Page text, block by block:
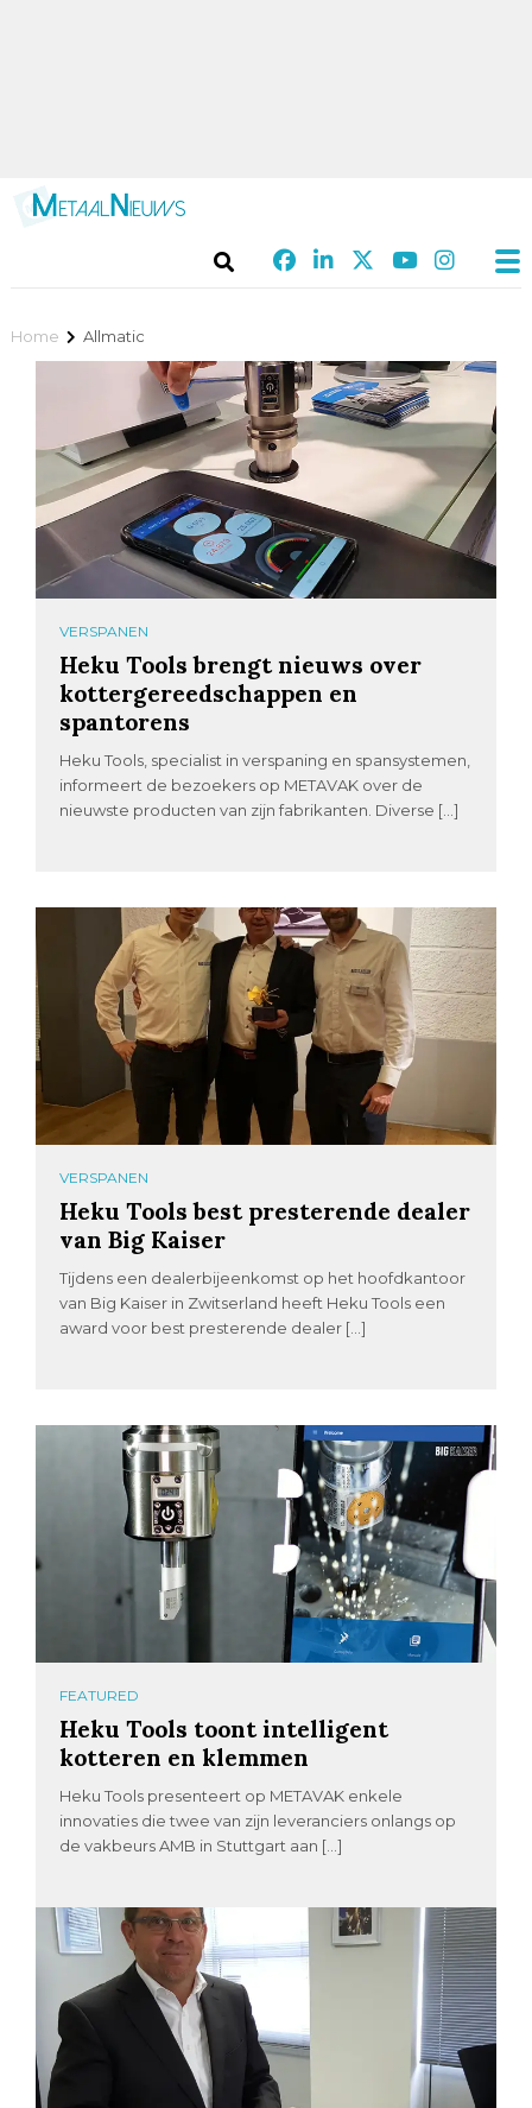
Home Allmatic
VERSPANEN
Heku Tools brengt nieuws over
kottergereedschappen en
spantorens
Heku Tools, specialist in verspaning en spansystemen,
informeert de bezoekers op METAVAK over de
nieuwste producten van zijn fabrikanten. Diverse […]
VERSPANEN
Heku Tools best presterende dealer
van Big Kaiser
Tijdens een dealerbijeenkomst op het hoofdkantoor
van Big Kaiser in Zwitserland heeft Heku Tools een
award voor best presterende dealer […]
FEATURED
Heku Tools toont intelligent
kotteren en klemmen
Heku Tools presenteert op METAVAK enkele
innovaties die twee van zijn leveranciers onlangs op
de vakbeurs AMB in Stuttgart aan […]